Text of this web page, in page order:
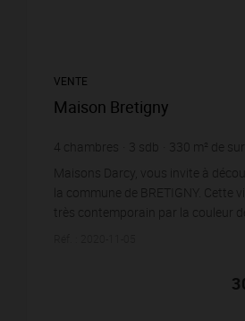
VENTE
Maison Bretigny
4 chambres 3 sdb 330 m² de
909,09 €
Maisons Darcy, vous invite à
la commune de BRETIGNY. Cette
très contemporain par la couleur